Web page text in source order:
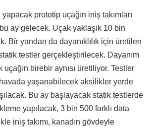
prototip uçağın iniş takımları
ay gelecek. Uçak yaklaşık 10 bin
Bir yandan da dayanıklılık için üretilen
testler gerçekleştirilecek. Dayanım
birebir aynısı üretiliyor. Testler
havada yaşanabilecek aksilikler yerde
Bu ay başlayacak statik testlerde
yapılacak, 3 bin 500 farklı data
iniş takımı, kanadın gövdeyle